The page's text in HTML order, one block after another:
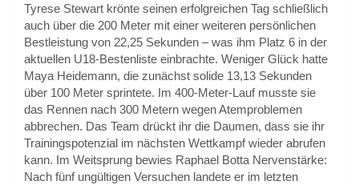
Tyrese Stewart krönte seinen erfolgreichen Tag schließlich
auch über die 200 Meter mit einer weiteren persönlichen
Bestleistung von 22,25 Sekunden – was ihm Platz 6 in der
aktuellen U18-Bestenliste einbrachte. Weniger Glück hatte
Maya Heidemann, die zunächst solide 13,13 Sekunden
über 100 Meter sprintete. Im 400-Meter-Lauf musste sie
das Rennen nach 300 Metern wegen Atemproblemen
abbrechen. Das Team drückt ihr die Daumen, dass sie ihr
Trainingspotenzial im nächsten Wettkampf wieder abrufen
kann. Im Weitsprung bewies Raphael Botta Nervenstärke:
Nach fünf ungültigen Versuchen landete er im letzten